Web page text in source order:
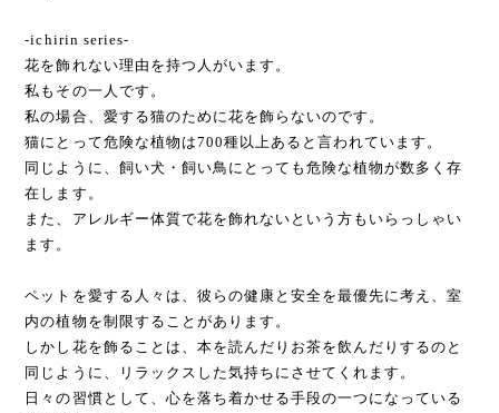
-ichirin series-
花を飾れない理由を持つ人がいます。
私もその一人です。
私の場合、愛する猫のために花を飾らないのです。
猫にとって危険な植物は700種以上あると言われています。
同じように、飼い犬・飼い鳥にとっても危険な植物が数多く存
在します。
また、アレルギー体質で花を飾れないという方もいらっしゃい
ます。
ペットを愛する人々は、彼らの健康と安全を最優先に考え、室
内の植物を制限することがあります。
しかし花を飾ることは、本を読んだりお茶を飲んだりするのと
同じように、リラックスした気持ちにさせてくれます。
日々の習慣として、心を落ち着かせる手段の一つになっている